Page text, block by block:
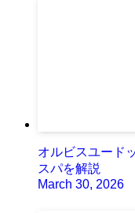
オルビスユード
スパを解説
March 30, 2026